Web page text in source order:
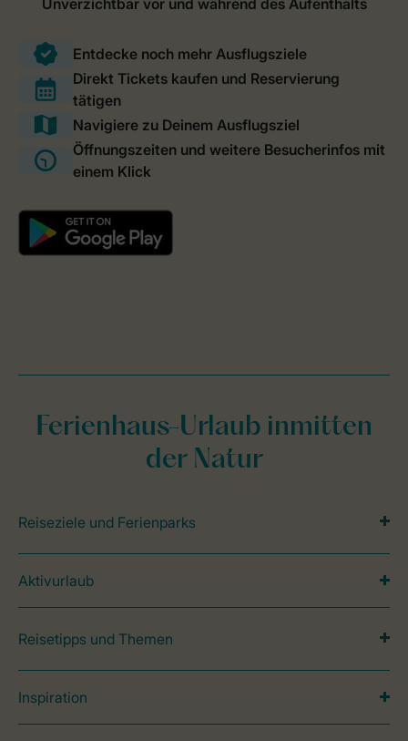
Ferienhaus-Urlaub inmitten
der Natur
Reiseziele und Ferienparks
Aktivurlaub
Reisetipps und Themen
Inspiration